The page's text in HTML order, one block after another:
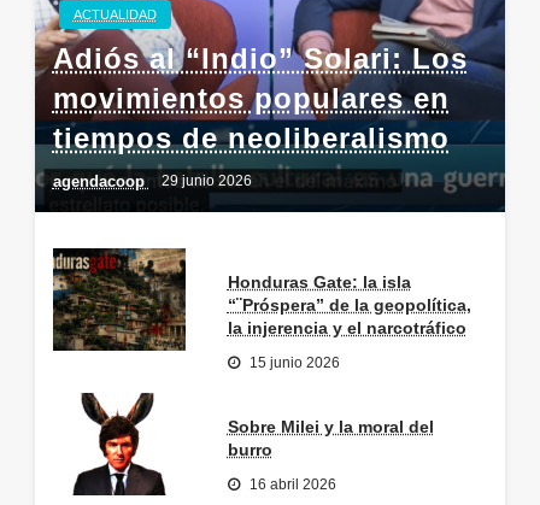
ACTUALIDAD
Adiós al “Indio” Solari: Los
movimientos populares en
tiempos de neoliberalismo
agendacoop 29 junio 2026
Honduras Gate: la isla
“¨Próspera” de la geopolítica,
la injerencia y el narcotráfico
15 junio 2026
Sobre Milei y la moral del
burro
16 abril 2026